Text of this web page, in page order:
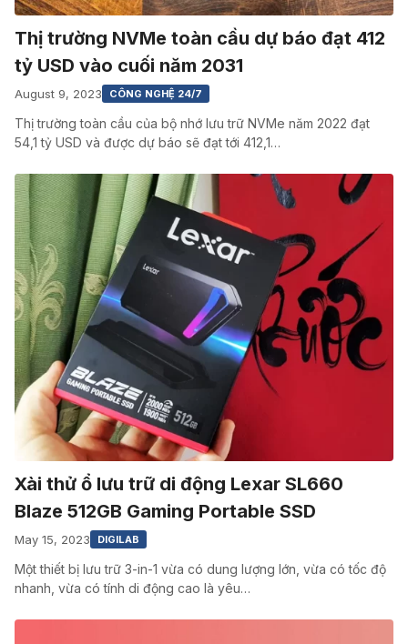
Thị trường NVMe toàn cầu dự báo đạt 412
tỷ USD vào cuối năm 2031
August 9, 2023 CÔNG NGHỆ 24/7
Thị trường toàn cầu của bộ nhớ lưu trữ NVMe năm 2022 đạt
54,1 tỷ USD và được dự báo sẽ đạt tới 412,1…
Xài thử ổ lưu trữ di động Lexar SL660
Blaze 512GB Gaming Portable SSD
May 15, 2023 DIGILAB
Một thiết bị lưu trữ 3-in-1 vừa có dung lượng lớn, vừa có tốc độ
nhanh, vừa có tính di động cao là yêu…